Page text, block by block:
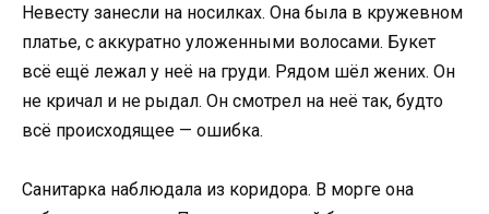
Невесту занесли на носилках. Она была в кружевном
платье, с аккуратно уложенными волосами. Букет
всё ещё лежал у неё на груди. Рядом шёл жених. Он
не кричал и не рыдал. Он смотрел на неё так, будто
всё происходящее — ошибка.
Санитарка наблюдала из коридора. В морге она